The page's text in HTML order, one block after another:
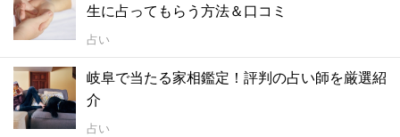
生に占ってもらう方法＆口コミ
占い
岐阜で当たる家相鑑定！評判の占い師を厳選紹
介
占い